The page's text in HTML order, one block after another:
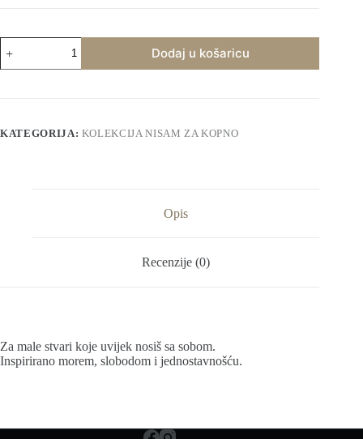
Za
Kopno
Dodaj u košaricu
KATEGORIJA: KOLEKCIJA NISAM ZA KOPNO
Opis
Recenzije (0)
Za male stvari koje uvijek nosiš sa sobom.
Inspirirano morem, slobodom i jednostavnošću.